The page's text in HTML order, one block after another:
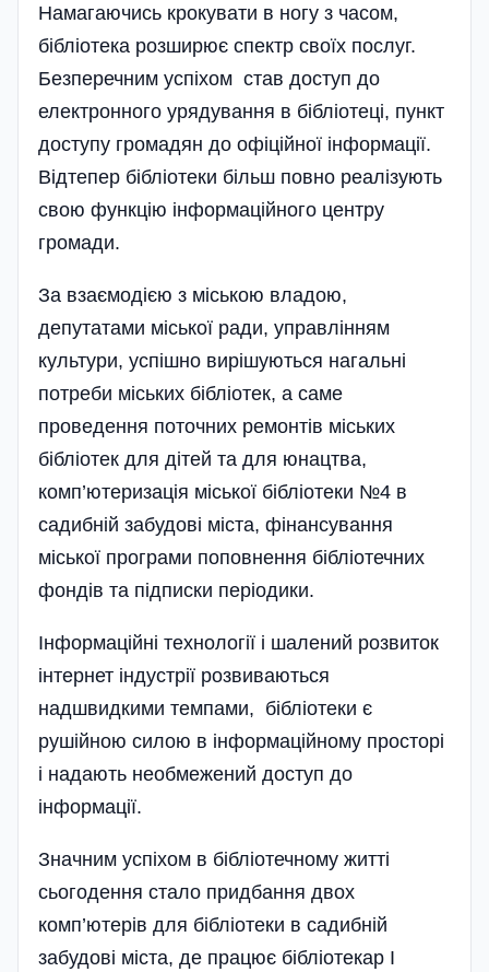
Намагаючись крокувати в ногу з часом,
бібліотека розширює спектр своїх послуг.
Безперечним успіхом став доступ до
електронного урядування в бібліотеці, пункт
доступу громадян до офіційної інформації.
Відтепер бібліотеки більш повно реалізують
свою функцію інформаційного центру
громади.
За взаємодією з міською владою,
депутатами міської ради, управлінням
культури, успішно вирішуються нагальні
потреби міських бібліотек, а саме
проведення поточних ремонтів міських
бібліотек для дітей та для юнацтва,
комп’ютеризація міської бібліотеки №4 в
садибній забудові міста, фінансування
міської програми поповнення бібліотечних
фондів та підписки періодики.
Інформаційні технології і шалений розвиток
інтернет індустрії розвиваються
надшвидкими темпами, бібліотеки є
рушійною силою в інформаційному просторі
і надають необмежений доступ до
інформації.
Значним успіхом в бібліотечному житті
сьогодення стало придбання двох
комп’ютерів для бібліотеки в садибній
забудові міста, де працює бібліотекар І